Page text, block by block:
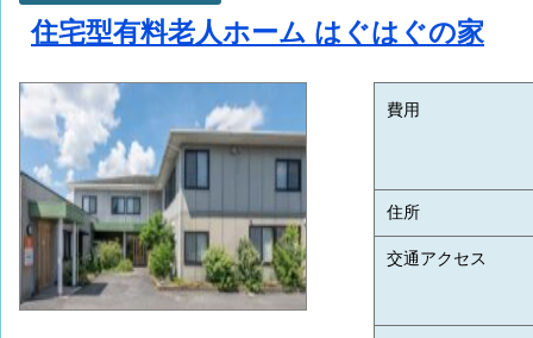
住宅型有料老人ホーム はぐはぐの家
費用
住所
交通アクセス